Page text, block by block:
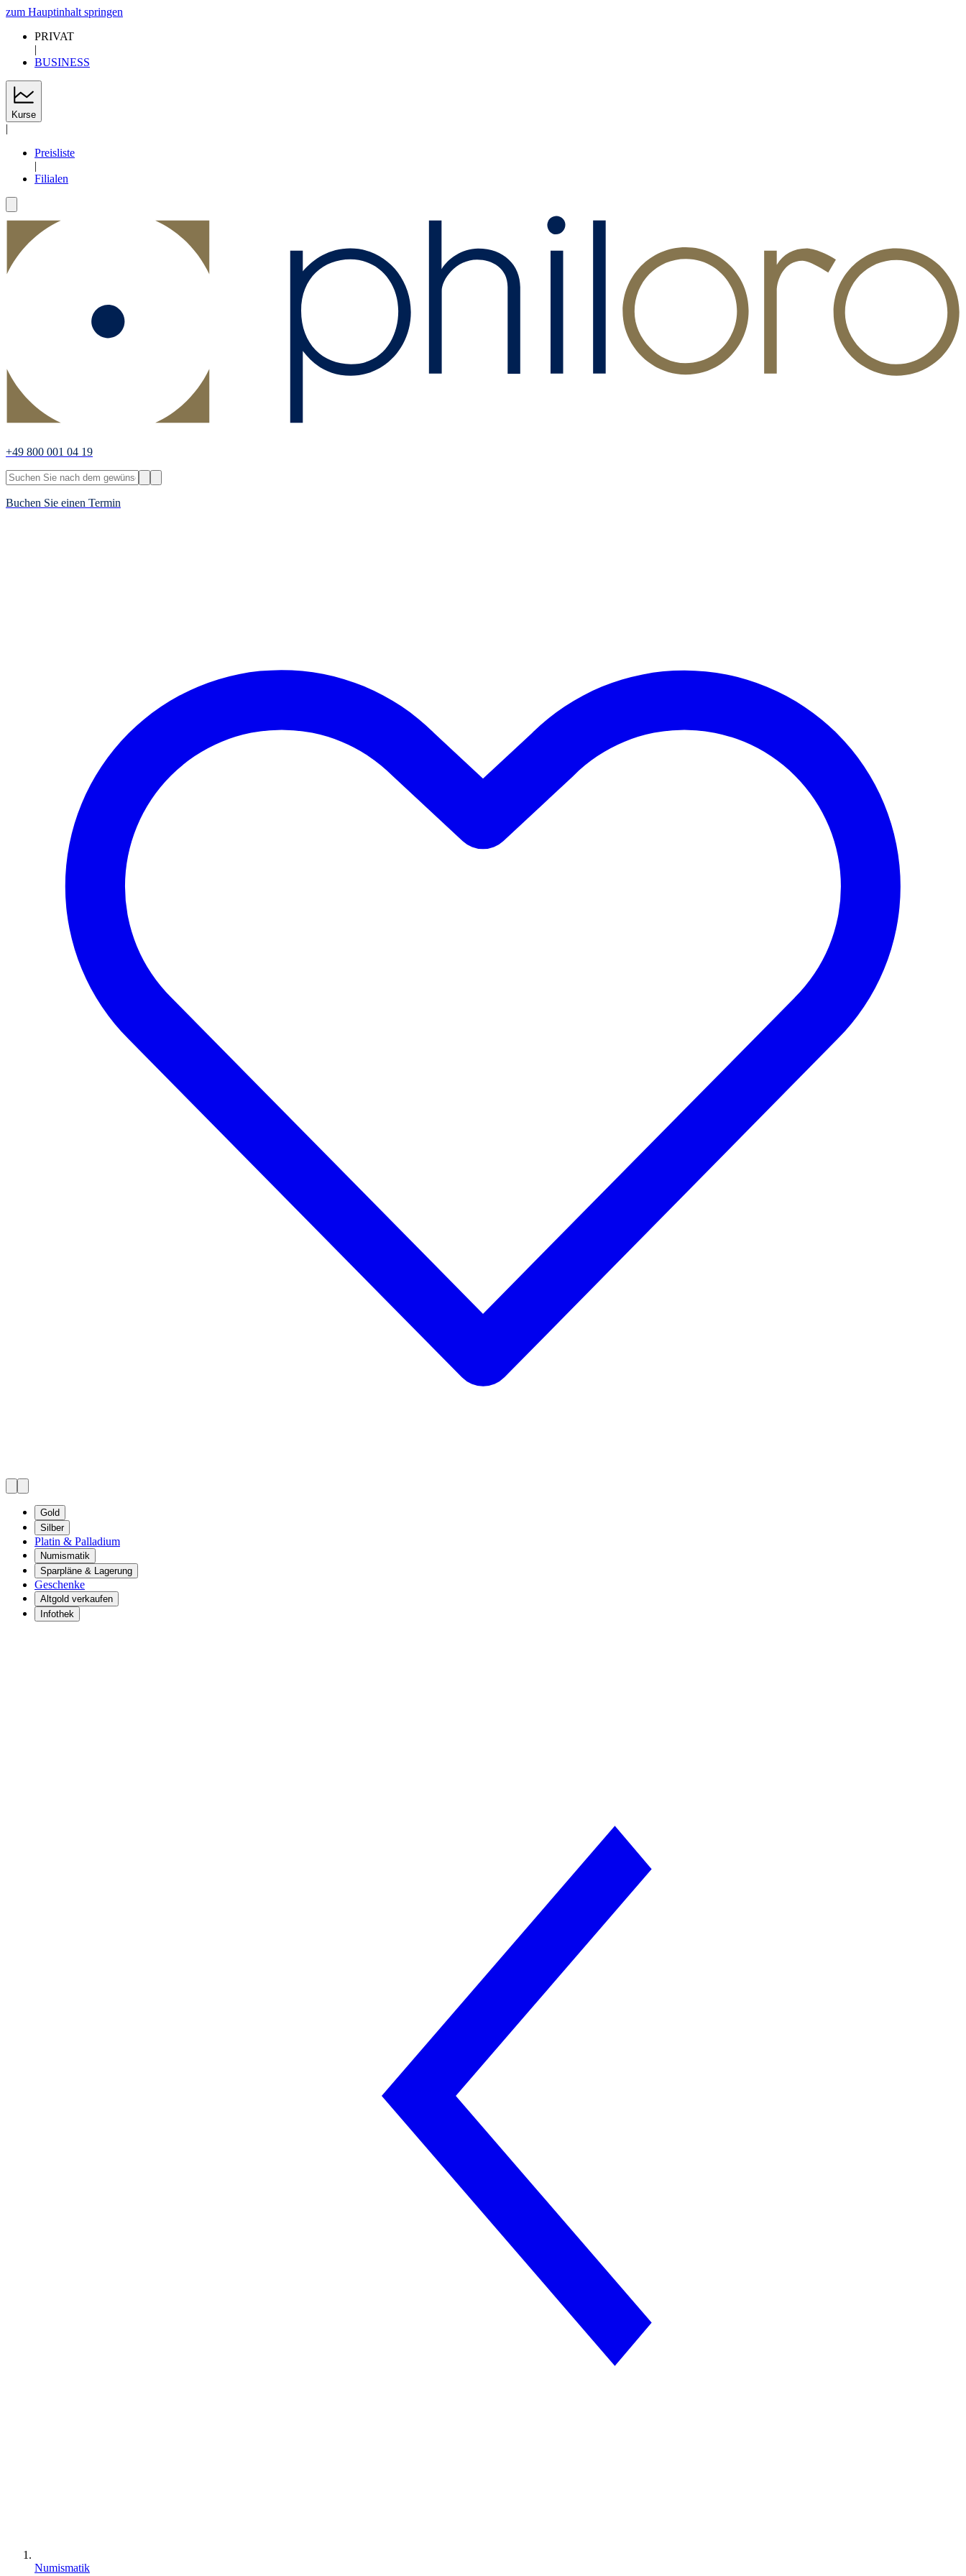
zum Hauptinhalt springen
PRIVAT
|
BUSINESS
Kurse
|
Preisliste
|
Filialen
+49 800 001 04 19
Buchen Sie einen Termin
Gold
Silber
Platin & Palladium
Numismatik
Sparpläne & Lagerung
Geschenke
Altgold verkaufen
Infothek
Numismatik